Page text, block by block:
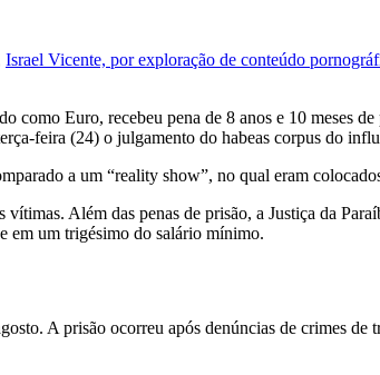
Israel Vicente, por exploração de conteúdo
Euro, recebeu pena de 8 anos e 10 meses
feira (24) o julgamento do habeas corpus do
a um “reality show”, no qual eram
Além das penas de prisão, a Justiça da
em um trigésimo do salário mínimo.
A prisão ocorreu após denúncias de crimes de